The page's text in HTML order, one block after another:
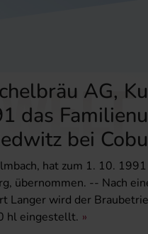
Karriere
AG,
das
bei
hat zum 1. 10.
übernommen. -- Nach
Langer wird der
hl eingestellt.